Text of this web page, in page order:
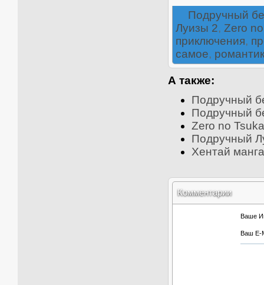
Подручный
Луизы 2, Zero
приключения,
самое,
А также:
Подручный
Подручный
Zero no
Подручный
Хентай
Комментарии
Ваше
Ваш E-